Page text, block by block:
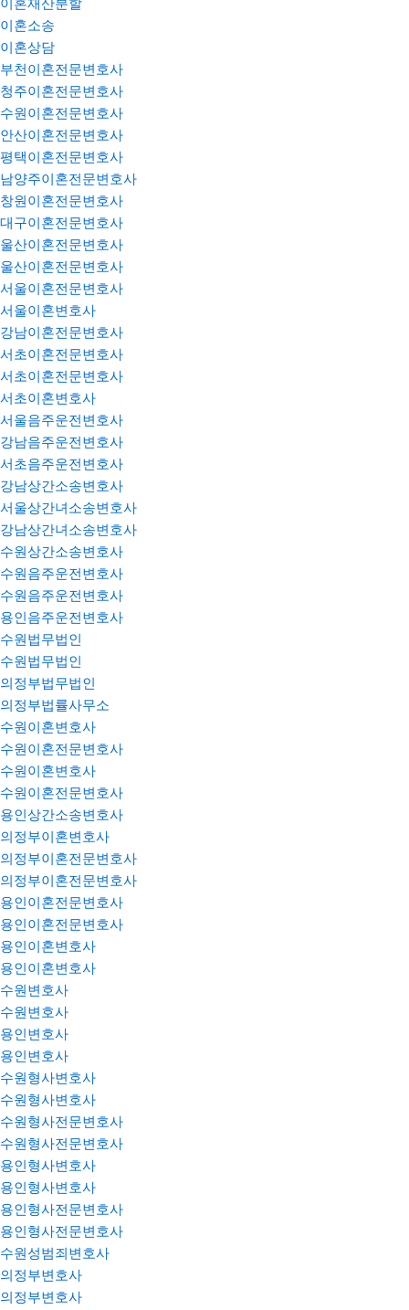
이혼재산분할
이혼소송
이혼상담
부천이혼전문변호사
청주이혼전문변호사
수원이혼전문변호사
안산이혼전문변호사
평택이혼전문변호사
남양주이혼전문변호사
창원이혼전문변호사
대구이혼전문변호사
울산이혼전문변호사
울산이혼전문변호사
서울이혼전문변호사
서울이혼변호사
강남이혼전문변호사
서초이혼전문변호사
서초이혼전문변호사
서초이혼변호사
서울음주운전변호사
강남음주운전변호사
서초음주운전변호사
강남상간소송변호사
서울상간녀소송변호사
강남상간녀소송변호사
수원상간소송변호사
수원음주운전변호사
수원음주운전변호사
용인음주운전변호사
수원법무법인
수원법무법인
의정부법무법인
의정부법률사무소
수원이혼변호사
수원이혼전문변호사
수원이혼변호사
수원이혼전문변호사
용인상간소송변호사
의정부이혼변호사
의정부이혼전문변호사
의정부이혼전문변호사
용인이혼전문변호사
용인이혼전문변호사
용인이혼변호사
용인이혼변호사
수원변호사
수원변호사
용인변호사
용인변호사
수원형사변호사
수원형사변호사
수원형사전문변호사
수원형사전문변호사
용인형사변호사
용인형사변호사
용인형사전문변호사
용인형사전문변호사
수원성범죄변호사
의정부변호사
의정부변호사